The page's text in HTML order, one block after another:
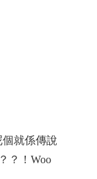
就係傳說
？！Woo